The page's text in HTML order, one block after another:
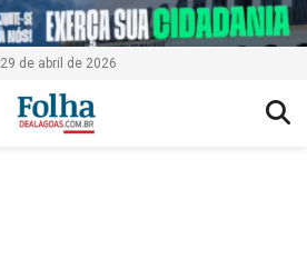
29 de abril de 2026